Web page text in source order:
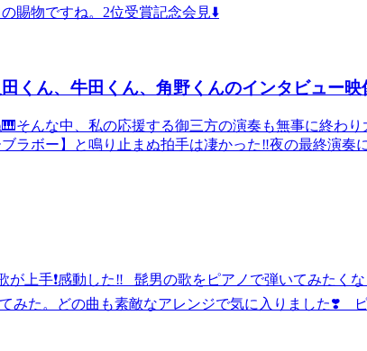
賜物ですね。2位受賞記念会見⬇️
くん、牛田くん、角野くんのインタビュー映
そんな中、私の応援する御三方の演奏も無事に終わり
ラボー】と鳴り止まぬ拍手は凄かった‼️夜の最終演奏
上手❗️感動した‼️ 髭男の歌をピアノで弾いてみたく
みた。どの曲も素敵なアレンジで気に入りました❣️